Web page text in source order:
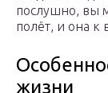
послушно, вы
полёт, и она к
жизни